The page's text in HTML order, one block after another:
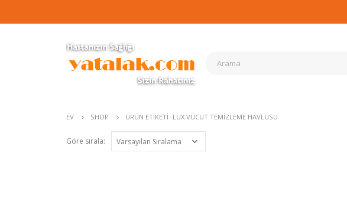
EV SHOP ÜRÜN ETIKETI -LUX VÜCUT TEMIZLEME HAVLUSU
Göre sırala: